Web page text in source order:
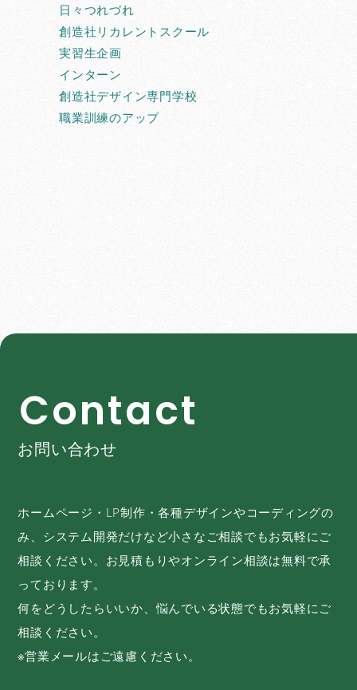
日々つれづれ
創造社リカレントスクール
実習生企画
インターン
創造社デザイン専門学校
職業訓練のアップ
Contact
お問い合わせ
ホームページ・LP制作・各種デザインやコーディングの
み、システム開発だけなど小さなご相談でもお気軽にご
相談ください。お見積もりやオンライン相談は無料で承
っております。
何をどうしたらいいか、悩んでいる状態でもお気軽にご
相談ください。
※営業メールはご遠慮ください。